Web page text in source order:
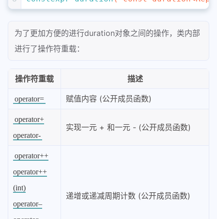
为了更加方便的进行duration对象之间的操作，类内部
进行了操作符重载：
操作符重载 描述
operator= 赋值内容 (公开成员函数)
operator+
operator-
实现一元 + 和一元 - (公开成员函数)
operator++
operator++
(int)
operator–
递增或递减周期计数 (公开成员函数)